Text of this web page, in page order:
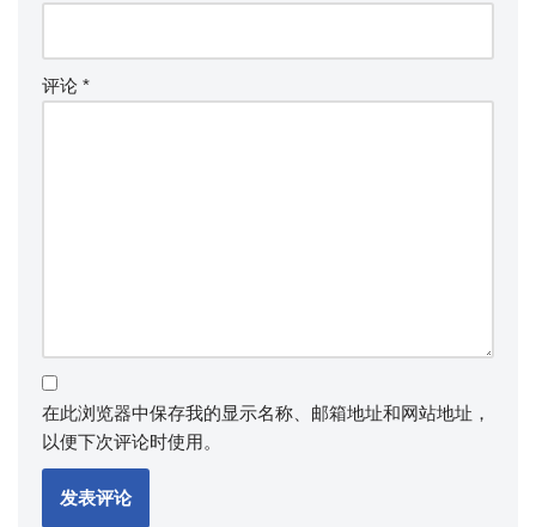
评论 *
在此浏览器中保存我的显示名称、邮箱地址和网站地址，
以便下次评论时使用。